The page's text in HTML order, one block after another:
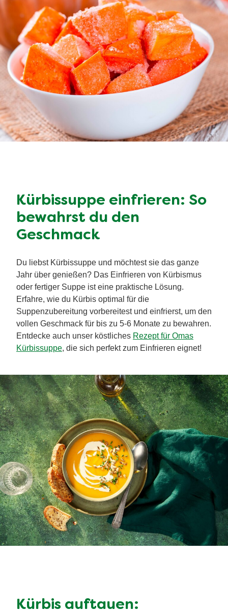
Kürbissuppe einfrieren: So
bewahrst du den
Geschmack
Du liebst Kürbissuppe und möchtest sie das ganze
Jahr über genießen? Das Einfrieren von Kürbismus
oder fertiger Suppe ist eine praktische Lösung.
Erfahre, wie du Kürbis optimal für die
Suppenzubereitung vorbereitest und einfrierst, um den
vollen Geschmack für bis zu 5-6 Monate zu bewahren.
Entdecke auch unser köstliches Rezept für Omas
Kürbissuppe, die sich perfekt zum Einfrieren eignet!
Kürbis auftauen: